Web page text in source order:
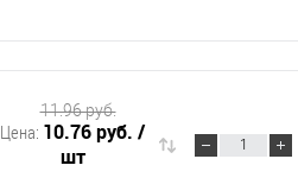
Цена: 10.76 руб. /
шт
11.96 руб.